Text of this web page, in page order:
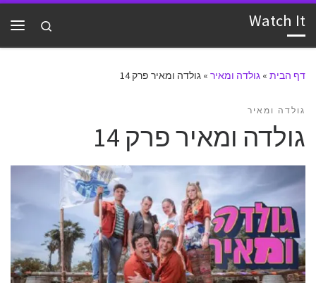
דלג לתוכן Watch It
Search
דף הבית » גולדה ומאיר » גולדה ומאיר פרק 14
גולדה ומאיר
גולדה ומאיר פרק 14